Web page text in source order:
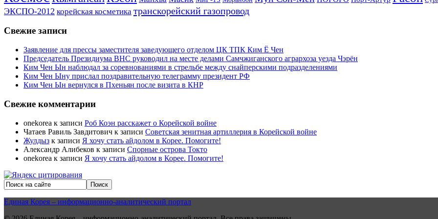
ЭКСПО-2012 корейская косметика транскорейский газопровод
Свежие записи
Заявление для прессы заместителя заведующего отделом ЦК ТПК Ким Ё Чен
Председатель Президиума ВНС руководил на месте делами Самчжиганского агрархоза уезда Чэрён
Ким Чен Ын наблюдал за соревнованиями в стрельбе между снайперскими подразделениями
Ким Чен Ыну прислал поздравительную телеграмму президент РФ
Ким Чен Ын вернулся в Пхеньян после визита в КНР
Свежие комментарии
onekorea к записи Роб Коэн расскажет о Корейской войне
Чатаев Равиль Завдитович к записи Советская зенитная артиллерия в Корейской войне
Жулдыз к записи Я хочу стать айдолом в Корее. Помогите!
Александр Алибеков к записи Спорные острова Токто
onekorea к записи Я хочу стать айдолом в Корее. Помогите!
Единая Корея – информационно-аналитический портал